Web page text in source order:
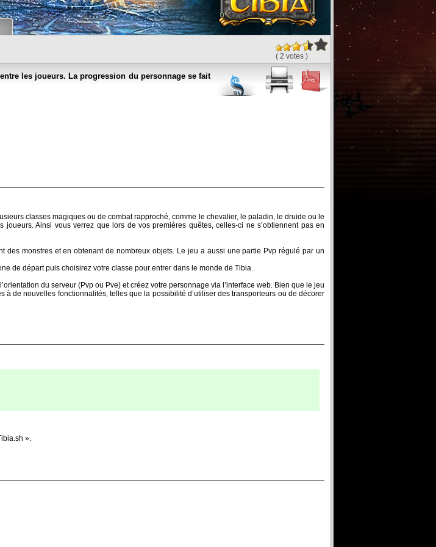
( 2 votes )
les joueurs. La progression du personnage se fait
classes magiques ou de combat rapproché, comme le chevalier, le paladin, le druide ou le
Ainsi vous verrez que lors de vos premières quêtes, celles-ci ne s’obtiennent pas en
des monstres et en obtenant de nombreux objets. Le jeu a aussi une partie Pvp régulé par un
de départ puis choisirez votre classe pour entrer dans le monde de Tibia.
du serveur (Pvp ou Pve) et créez votre personnage via l’interface web. Bien que le jeu
de nouvelles fonctionnalités, telles que la possibilité d’utiliser des transporteurs ou de décorer
».